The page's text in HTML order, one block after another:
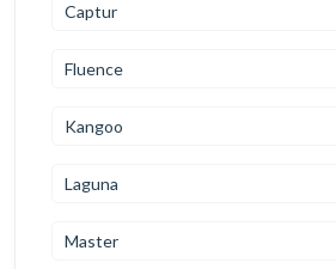
Captur
Fluence
Kangoo
Laguna
Master